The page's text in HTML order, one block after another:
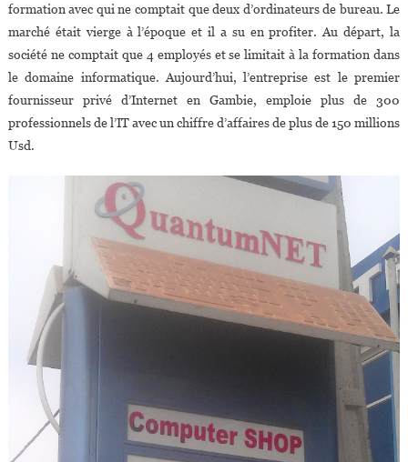
formation avec qui ne comptait que deux d’ordinateurs de bureau. Le
marché était vierge à l’époque et il a su en profiter. Au départ, la
société ne comptait que 4 employés et se limitait à la formation dans
le domaine informatique. Aujourd’hui, l’entreprise est le premier
fournisseur privé d’Internet en Gambie, emploie plus de 300
professionnels de l’IT avec un chiffre d’affaires de plus de 150 millions
Usd.